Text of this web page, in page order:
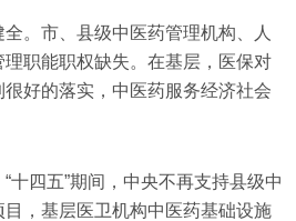
。市、县级中医药管理机构、人
职能职权缺失。在基层，医保对
好的落实，中医药服务经济社会
十四五”期间，中央不再支持县级中
，基层医卫机构中医药基础设施